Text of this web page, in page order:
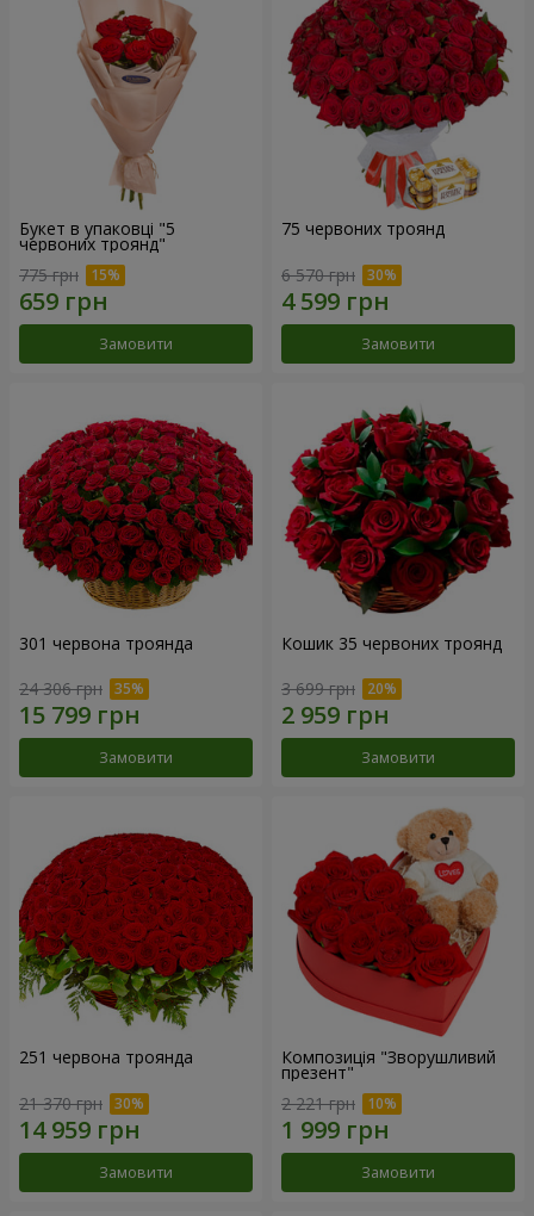
Букет в упаковці "5
червоних троянд"
775 грн
Замовити
75 червоних троянд
6 570 грн
Замовити
301 червона троянда
24 306 грн
Замовити
Кошик 35 червоних троянд
3 699 грн
Замовити
251 червона троянда
21 370 грн
Замовити
Композиція "Зворушливий
презент"
2 221 грн
Замовити